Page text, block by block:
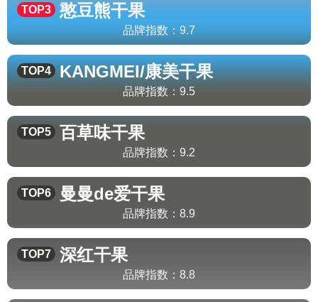
TOP3 憨豆熊干果
品牌指数： 9.7
TOP4 KANGMEI/康美干果
品牌指数： 9.5
TOP5 百草味干果
品牌指数： 9.2
TOP6 曼曼de爱干果
品牌指数： 8.9
TOP7 深红干果
品牌指数： 8.8